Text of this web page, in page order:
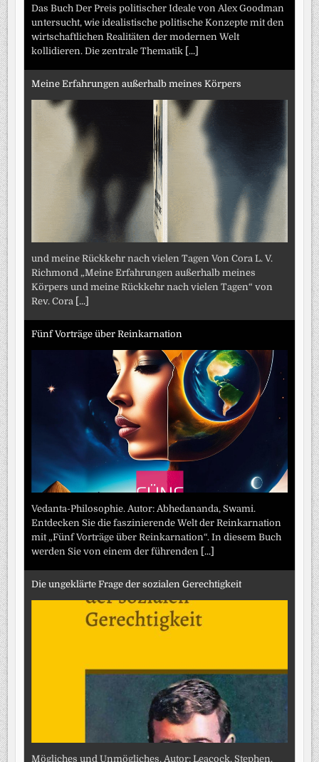
Das Buch Der Preis politischer Ideale von Alex Goodman
untersucht, wie idealistische politische Konzepte mit den
wirtschaftlichen Realitäten der modernen Welt
kollidieren. Die zentrale Thematik [...]
Meine Erfahrungen außerhalb meines Körpers
und meine Rückkehr nach vielen Tagen Von Cora L. V.
Richmond „Meine Erfahrungen außerhalb meines
Körpers und meine Rückkehr nach vielen Tagen“ von
Rev. Cora
[...]
Fünf Vorträge über Reinkarnation
Vedanta-Philosophie. Autor: Abhedananda, Swami.
Entdecken Sie die faszinierende Welt der Reinkarnation
mit „Fünf Vorträge über Reinkarnation“. In diesem Buch
werden Sie von einem der führenden
[...]
Die ungeklärte Frage der sozialen Gerechtigkeit
Mögliches und Unmögliches. Autor: Leacock, Stephen.